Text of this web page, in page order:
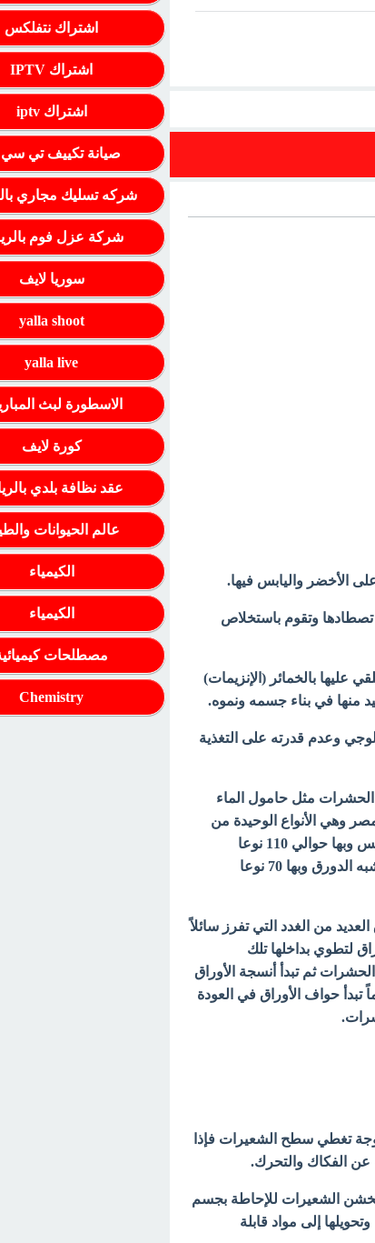
الأخضر واليابس فيها.
وتقوم باستخلاص
عليها بالخمائر (الإنزيمات)
منها في بناء جسمه ونموه.
وعدم قدرته على التغذية
الحشرات مثل حامول الماء
3 أنواع موجودة في مصر وهي الأنواع الوحيدة من
النباتات آكلة الحشرات، وأيضا منها فصيلة الدوسيرا أو ندى الشمس وبها حوالي 110 نوعا
والفصيلة الدورقية نسبة إلى تحور أجسام النباتات إلى تراكيب تشبه الدورق وبها 70 نوعا
من الغدد التي تفرز سائلاً
لتطوي بداخلها تلك
ثم تبدأ أنسجة الأوراق
حواف الأوراق في العودة
تغطي سطح الشعيرات فإذا
الفكاك والتحرك.
الشعيرات للإحاطة بجسم
إلى مواد قابلة
اشتراك نتفلكس
اشتراك IPTV
اشتراك iptv
صيانة تكييف تي
شركه تسليك مجاري
شركة عزل فوم
سوريا لايف
yalla shoot
yalla live
الاسطورة لبث
كورة لايف
عقد نظافة بلدي
عالم الحيوانات
الكيمياء
الكيمياء
مصطلحات
Chemistry